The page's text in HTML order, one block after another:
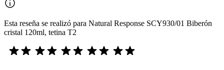
Esta reseña se realizó para Natural Response SCY930/01 Biberón
cristal 120ml, tetina T2